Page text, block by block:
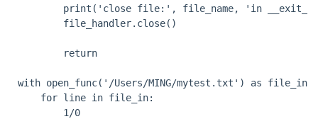
print('close file:', file_name, 'in
        file_handler.close()
        return
with open_func('/Users/MING/mytest.txt') as file_in:
    for line in file_in:
        1/0